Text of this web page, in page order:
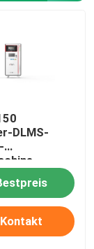
V1
V1
DLMS-
Kontakt